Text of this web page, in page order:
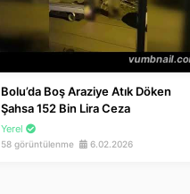
Bolu’da Boş Araziye Atık Döken
Şahsa 152 Bin Lira Ceza
Yerel
58 görüntülenme 6.02.2026